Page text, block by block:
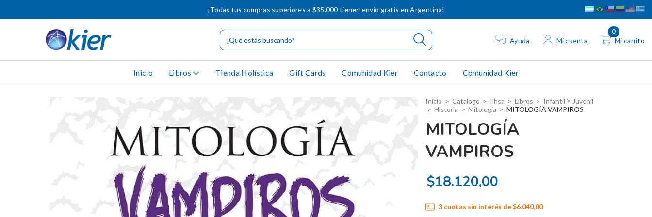
¡Todas tus compras superiores a $35.000 tienen envío gratis en Argentina!
Ayuda Mi cuenta Mi carrito
0
Inicio Libros Tienda Holística Gift Cards Comunidad Kier Contacto Comunidad Kier
Inicio > Catalogo > Ilhsa > Libros > Infantil Y Juvenil
> Historia > Mitologia > MITOLOGÍA VAMPIROS
MITOLOGÍA
VAMPIROS
$18.120,00
3 cuotas sin interés de$6.040,00